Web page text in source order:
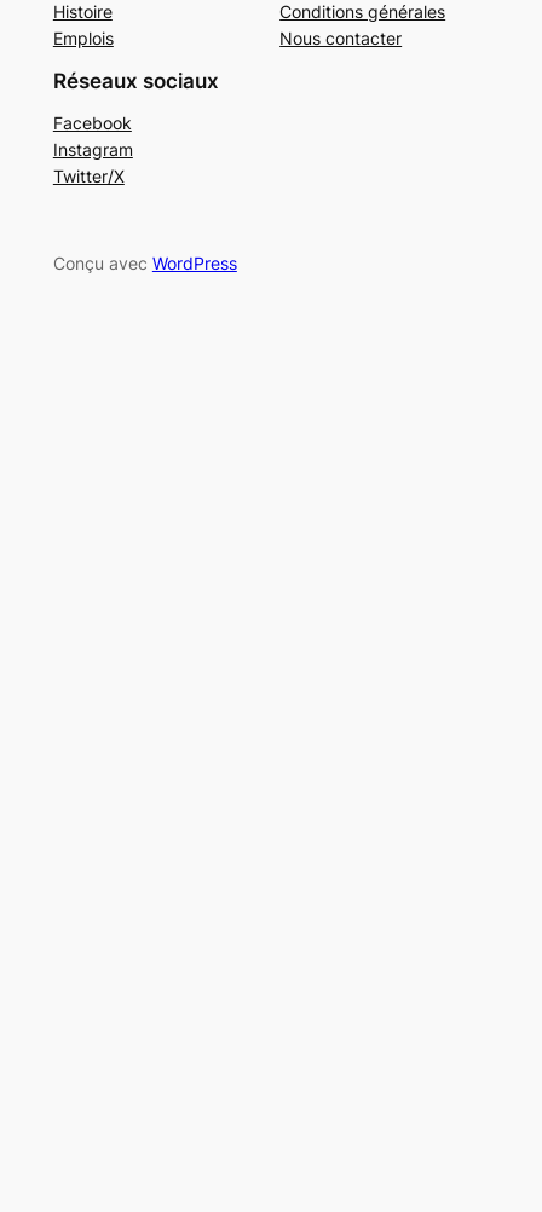
Histoire
Emplois
Conditions générales
Nous contacter
Réseaux sociaux
Facebook
Instagram
Twitter/X
Conçu avec WordPress